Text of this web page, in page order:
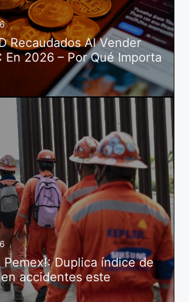
Recaudados Al Vender
En 2026 – Por Qué Importa
Pemex!: Duplica índice de
accidentes este